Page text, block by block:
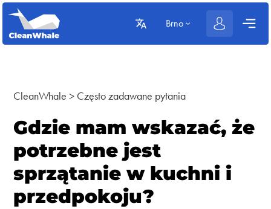
Brno
CleanWhale > Często zadawane pytania
Gdzie mam wskazać, że
potrzebne jest
sprzątanie w kuchni i
przedpokoju?